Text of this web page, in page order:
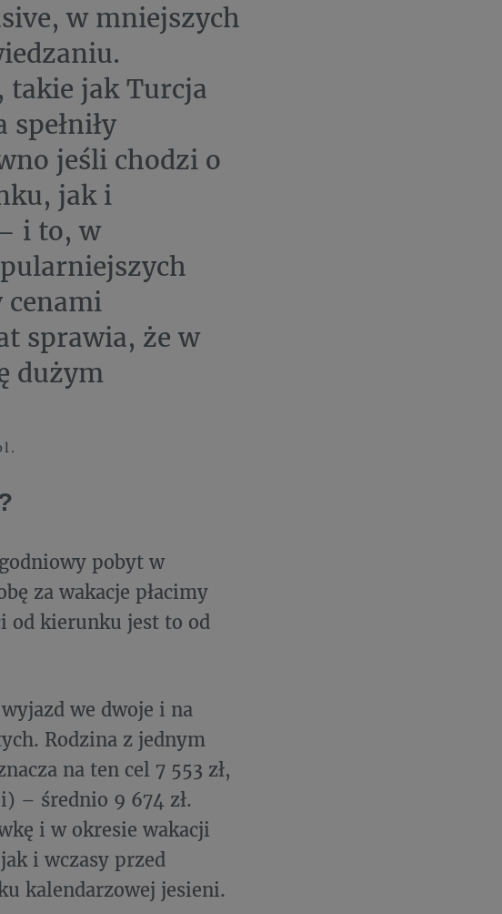
w mniejszych
jak Turcja
jeśli chodzi o
jak i
i to, w
cenami
sprawia, że w
dużym
pobyt w
za wakacje płacimy
od kierunku jest to od
we dwoje i na
Rodzina z jednym
na ten cel 7 553 zł,
– średnio 9 674 zł.
i w okresie wakacji
i wczasy przed
kalendarzowej jesieni.